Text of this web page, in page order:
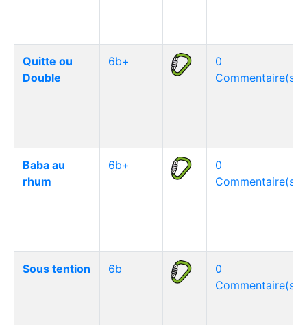
Quitte ou
Double
6b+
0
Commentaire(s)
Baba au
rhum
6b+
0
Commentaire(s)
Sous tention 6b
0
Commentaire(s)